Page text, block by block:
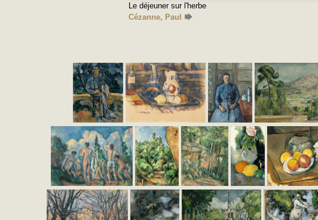
Le déjeuner sur l'herbe
Cézanne, Paul